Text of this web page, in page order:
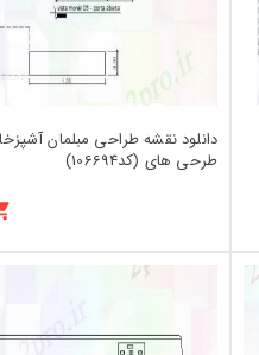
دانلود نقشه طراحی مبلمان
طرحی های (کد106694)